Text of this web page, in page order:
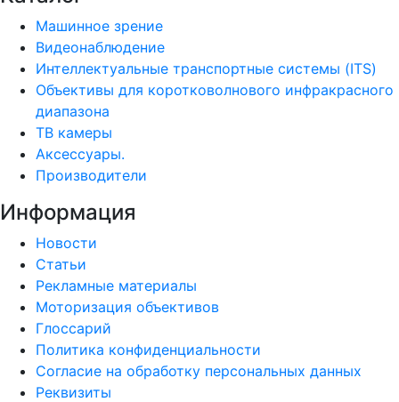
Машинное зрение
Видеонаблюдение
Интеллектуальные транспортные системы (ITS)
Объективы для коротковолнового инфракрасного
диапазона
ТВ камеры
Аксессуары.
Производители
Информация
Новости
Статьи
Рекламные материалы
Моторизация объективов
Глоссарий
Политика конфиденциальности
Согласие на обработку персональных данных
Реквизиты